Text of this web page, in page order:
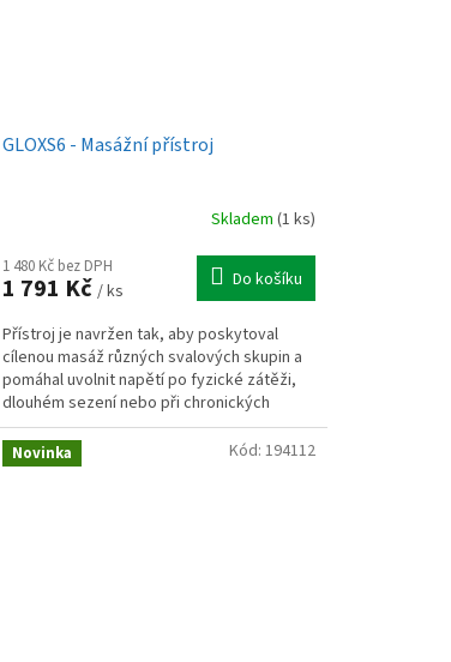
GLOXS6 - Masážní přístroj
Skladem (1 ks)
1 480 Kč bez DPH
1 791 Kč / ks Do košíku
Přístroj je navržen tak, aby poskytoval
cílenou masáž různých svalových skupin a
pomáhal uvolnit napětí po fyzické zátěži,
dlouhém sezení nebo při chronických
obtížích.
Novinka Kód: 194112